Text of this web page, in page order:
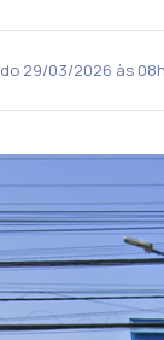
29/03/2026 às